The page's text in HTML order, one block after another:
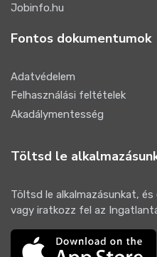
Jobinfo.hu
Fontos dokumentumok
Adatvédelem
Felhasználási feltételek
Akadálymentesség
Töltsd le
Töltsd le alkalmazásunkat,
vagy iratkozz fel az